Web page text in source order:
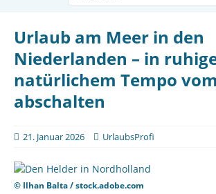
Urlaub am Meer in den
Niederlanden – in
natürlichem Tempo
abschalten
21. Januar 2026 UrlaubsProfi
© Ilhan Balta / stock.adobe.com